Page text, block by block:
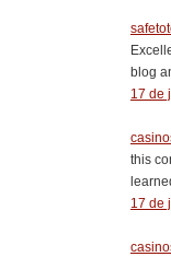
blog
17 de
this
17 de